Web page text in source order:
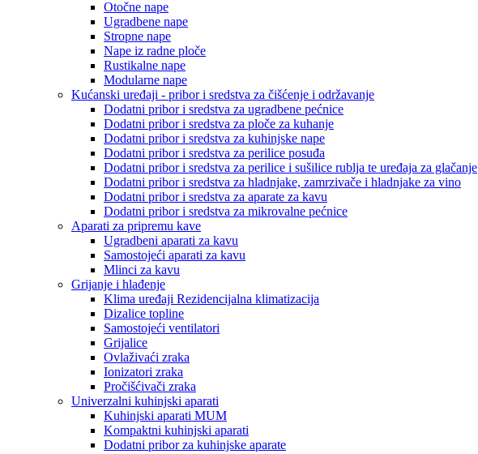
Otočne nape
Ugradbene nape
Stropne nape
Nape iz radne ploče
Rustikalne nape
Modularne nape
Kućanski uređaji - pribor i sredstva za čišćenje i održavanje
Dodatni pribor i sredstva za ugradbene pećnice
Dodatni pribor i sredstva za ploče za kuhanje
Dodatni pribor i sredstva za kuhinjske nape
Dodatni pribor i sredstva za perilice posuđa
Dodatni pribor i sredstva za perilice i sušilice rublja te uređaja za glačanje
Dodatni pribor i sredstva za hladnjake, zamrzivače i hladnjake za vino
Dodatni pribor i sredstva za aparate za kavu
Dodatni pribor i sredstva za mikrovalne pećnice
Aparati za pripremu kave
Ugradbeni aparati za kavu
Samostojeći aparati za kavu
Mlinci za kavu
Grijanje i hlađenje
Klima uređaji Rezidencijalna klimatizacija
Dizalice topline
Samostojeći ventilatori
Grijalice
Ovlaživaći zraka
Ionizatori zraka
Pročišćivači zraka
Univerzalni kuhinjski aparati
Kuhinjski aparati MUM
Kompaktni kuhinjski aparati
Dodatni pribor za kuhinjske aparate